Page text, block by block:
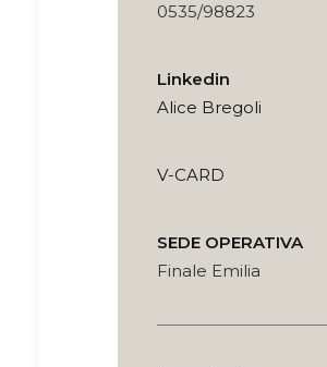
0535/98823
Linkedin
Alice Bregoli
V-CARD
SEDE OPERATIVA
Finale Emilia